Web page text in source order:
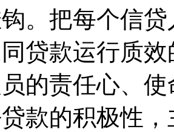
。把每个信
贷款运行质
的责任心、
款的积极性